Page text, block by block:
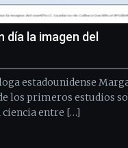
día la imagen del
estadounidense
los primeros estudios
ciencia entre […]